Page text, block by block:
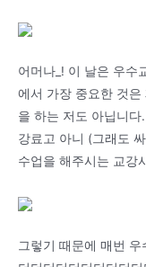
어머나_! 이 날은 우수
에서 가장 중요한 것
을 하는 저도 아닙니
강료고 아니 (그래도
수업을 해주시는 교강
그렇기 때문에 매번